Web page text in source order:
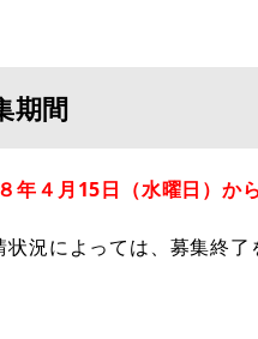
期間
年４月15日（水曜日）
状況によっては、募集終